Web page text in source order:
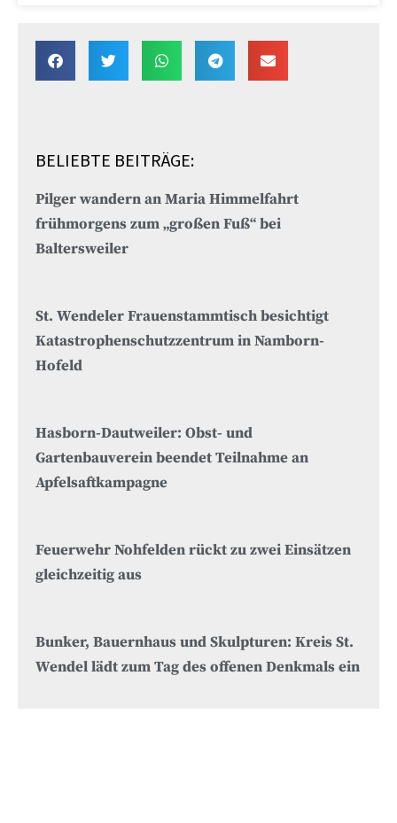
BELIEBTE BEITRÄGE:
Pilger wandern an Maria Himmelfahrt
frühmorgens zum „großen Fuß“ bei
Baltersweiler
St. Wendeler Frauenstammtisch besichtigt
Katastrophenschutzzentrum in Namborn-
Hofeld
Hasborn-Dautweiler: Obst- und
Gartenbauverein beendet Teilnahme an
Apfelsaftkampagne
Feuerwehr Nohfelden rückt zu zwei Einsätzen
gleichzeitig aus
Bunker, Bauernhaus und Skulpturen: Kreis St.
Wendel lädt zum Tag des offenen Denkmals ein